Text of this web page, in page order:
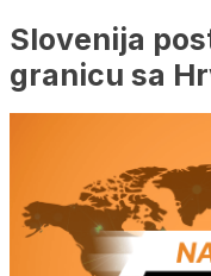
Slovenija
granicu sa